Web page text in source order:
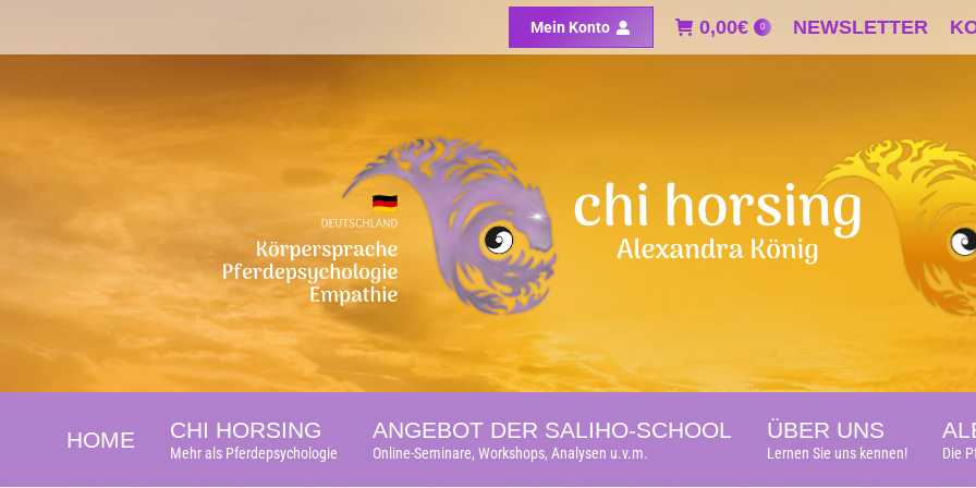
Mein Konto 0,00€ 0 NEWSLETTER
HOME CHI HORSING
Mehr als Pferdepsychologie
ANGEBOT DER SALIHO-SCHOOL
Online-Seminare, Workshops, Analysen u.v.m.
ÜBER UNS
Lernen Sie uns kennen! Die
Mein Konto 0,00€ 0 NEWSLETTER
HOME CHI HORSING